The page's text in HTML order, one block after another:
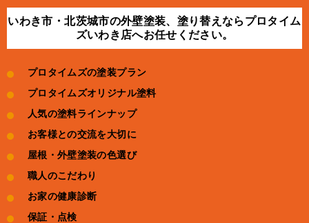
いわき市・北茨城市の外壁塗装、塗り替えならプロタイム
ズいわき店へお任せください。
プロタイムズの塗装プラン
プロタイムズオリジナル塗料
人気の塗料ラインナップ
お客様との交流を大切に
屋根・外壁塗装の色選び
職人のこだわり
お家の健康診断
保証・点検